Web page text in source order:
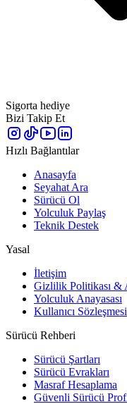
Sigorta hediye
Bizi Takip Et
Hızlı Bağlantılar
Anasayfa
Seyahat Ara
Sürücü Ol
Yolculuk Paylaş
Teknik Destek
Yasal
İletişim
Gizlilik Politikası &
Yolculuk Anayasası
Kullanıcı Sözleşmesi
Sürücü Rehberi
Sürücü Şartları
Sürücü Evrakları
Masraf Hesaplama
Güvenli Sürücü